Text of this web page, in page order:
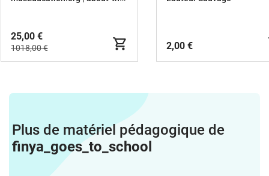
25,00 €
1018,00 € 2,00 €
Plus de matériel pédagogique de
finya_goes_to_school